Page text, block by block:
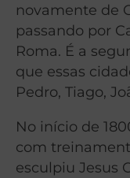
novamente de
passando por
Roma. É a
que essas
Pedro, Tiago,
No início de
com
esculpiu Jesus